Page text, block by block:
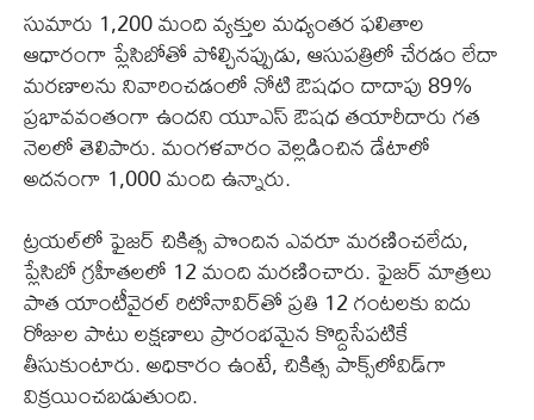
సుమారు 1,200 మంది వ్యక్తుల మధ్యంతర ఫలితాల
ఆధారంగా ప్లేసిబోతో పోల్చినప్పుడు, ఆసుపత్రిలో చేరడం లేదా
మరణాలను నివారించడంలో నోటి ఔషధం దాదాపు 89%
ప్రభావవంతంగా ఉందని యూఎస్ ఔషధ తయారీదారు గత
నెలలో తెలిపారు. మంగళవారం వెల్లడించిన డేటాలో
అదనంగా 1,000 మంది ఉన్నారు.
ట్రయల్‌లో ఫైజర్ చికిత్స పొందిన ఎవరూ మరణించలేదు,
ప్లేసిబో గ్రహీతలలో 12 మంది మరణించారు. ఫైజర్ మాత్రలు
పాత యాంటీవైరల్ రిటోనావిర్‌తో ప్రతి 12 గంటలకు ఐదు
రోజుల పాటు లక్షణాలు ప్రారంభమైన కొద్దిసేపటికే
తీసుకుంటారు. అధికారం ఉంటే, చికిత్స పాక్స్‌లోవిడ్‌గా
విక్రయించబడుతుంది.